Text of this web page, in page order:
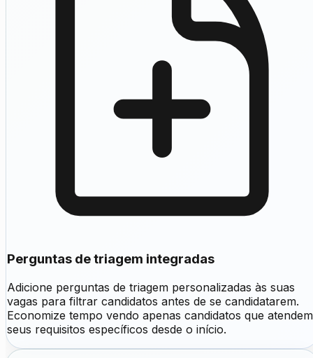
Perguntas de triagem integradas
Adicione perguntas de triagem personalizadas às suas
vagas para filtrar candidatos antes de se candidatarem.
Economize tempo vendo apenas candidatos que atendem
seus requisitos específicos desde o início.